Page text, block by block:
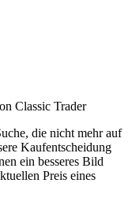
Classic Trader
die nicht mehr auf
Kaufentscheidung
ein besseres Bild
Preis eines